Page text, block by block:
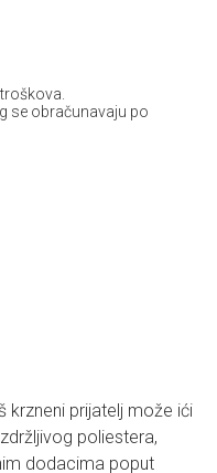
se obračunavaju po
krzneni prijatelj može ići
poliestera,
dodacima poput